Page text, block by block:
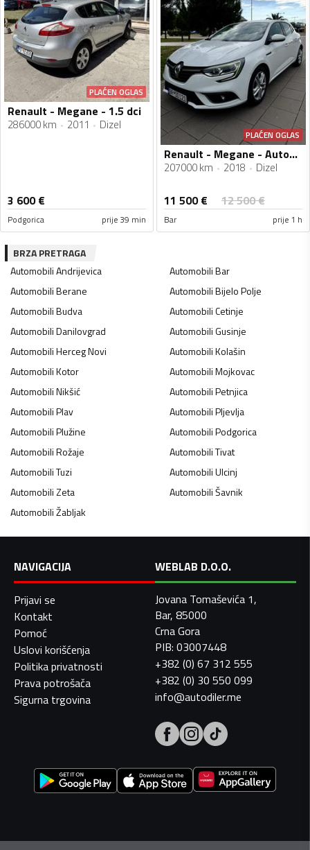
PLAĆEN OGLAS
Renault - Megane - 1.5 dci
286000 km 2011 Dizel
3 600€
Podgorica prije 39 min
PLAĆEN OGLAS
Renault - Megane - Automatik
207000 km 2018 Dizel
11 500€ 12 500€
Bar prije 1 h
BRZA PRETRAGA
AutomobiliAndrijevica AutomobiliBar
AutomobiliBerane AutomobiliBijelo Polje
AutomobiliBudva AutomobiliCetinje
AutomobiliDanilovgrad AutomobiliGusinje
AutomobiliHerceg Novi AutomobiliKolašin
AutomobiliKotor AutomobiliMojkovac
AutomobiliNikšić AutomobiliPetnjica
AutomobiliPlav AutomobiliPljevlja
AutomobiliPlužine AutomobiliPodgorica
AutomobiliRožaje AutomobiliTivat
AutomobiliTuzi AutomobiliUlcinj
AutomobiliZeta AutomobiliŠavnik
AutomobiliŽabljak
NAVIGACIJA
Prijavi se
Kontakt
Pomoć
Uslovi korišćenja
Politika privatnosti
Prava potrošača
Sigurna trgovina
WEBLAB D.O.O.
Jovana Tomaševića 1,
Bar, 85000
Crna Gora
PIB: 03007448
+382 (0) 67 312 555
+382 (0) 30 550 099
info@autodiler.me